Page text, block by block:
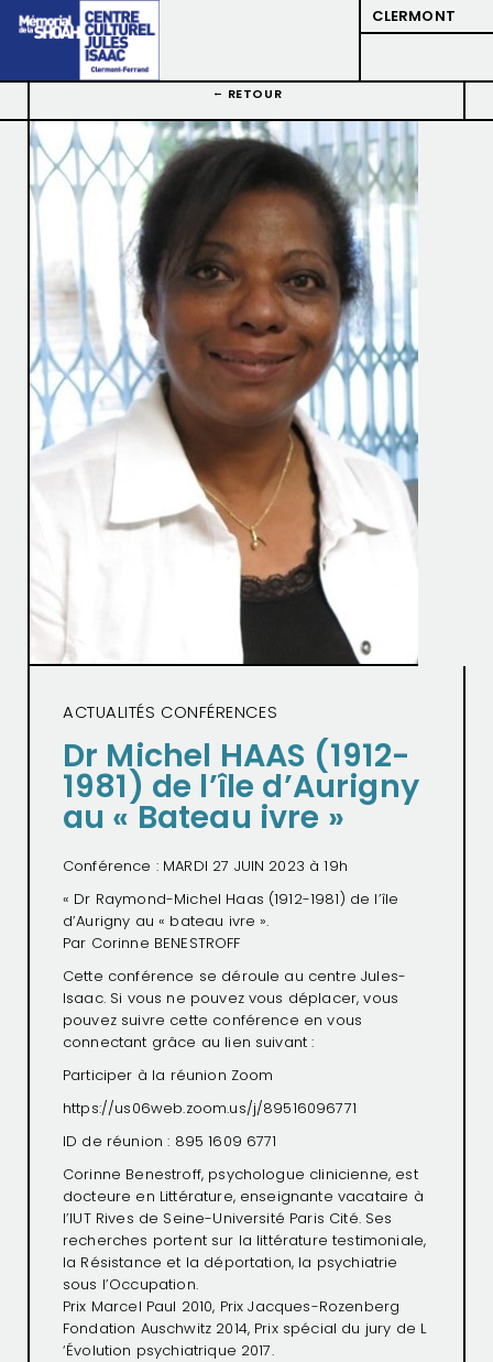
CLERMONT
RETOUR
ACTUALITÉS CONFÉRENCES
Dr Michel HAAS (1912-
1981) de l’île d’Aurigny
au « Bateau ivre »
Conférence : MARDI 27 JUIN 2023 à 19h
« Dr Raymond-Michel Haas (1912-1981) de l’île
d’Aurigny au « bateau ivre ».
Par Corinne BENESTROFF
Cette conférence se déroule au centre Jules-
Isaac. Si vous ne pouvez vous déplacer, vous
pouvez suivre cette conférence en vous
connectant grâce au lien suivant :
Participer à la réunion Zoom
https://us06web.zoom.us/j/89516096771
ID de réunion : 895 1609 6771
Corinne Benestroff, psychologue clinicienne, est
docteure en Littérature, enseignante vacataire à
l’IUT Rives de Seine-Université Paris Cité. Ses
recherches portent sur la littérature testimoniale,
la Résistance et la déportation, la psychiatrie
sous l’Occupation.
Prix Marcel Paul 2010, Prix Jacques-Rozenberg
Fondation Auschwitz 2014, Prix spécial du jury de L
‘Évolution psychiatrique 2017.